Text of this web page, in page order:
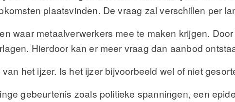
plaatsvinden. De vraag zal verschillen per
waar metaalverwerkers mee te maken krijgen.
Hierdoor kan er meer vraag dan aanbod
van het ijzer. Is het ijzer bijvoorbeeld wel of niet
gebeurtenis zoals politieke spanningen, een